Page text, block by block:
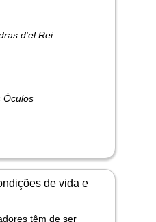
d'el Rei
Óculos
de vida e
têm de ser